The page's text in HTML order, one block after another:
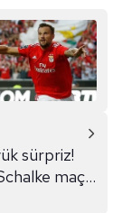
sürpriz!
maçı